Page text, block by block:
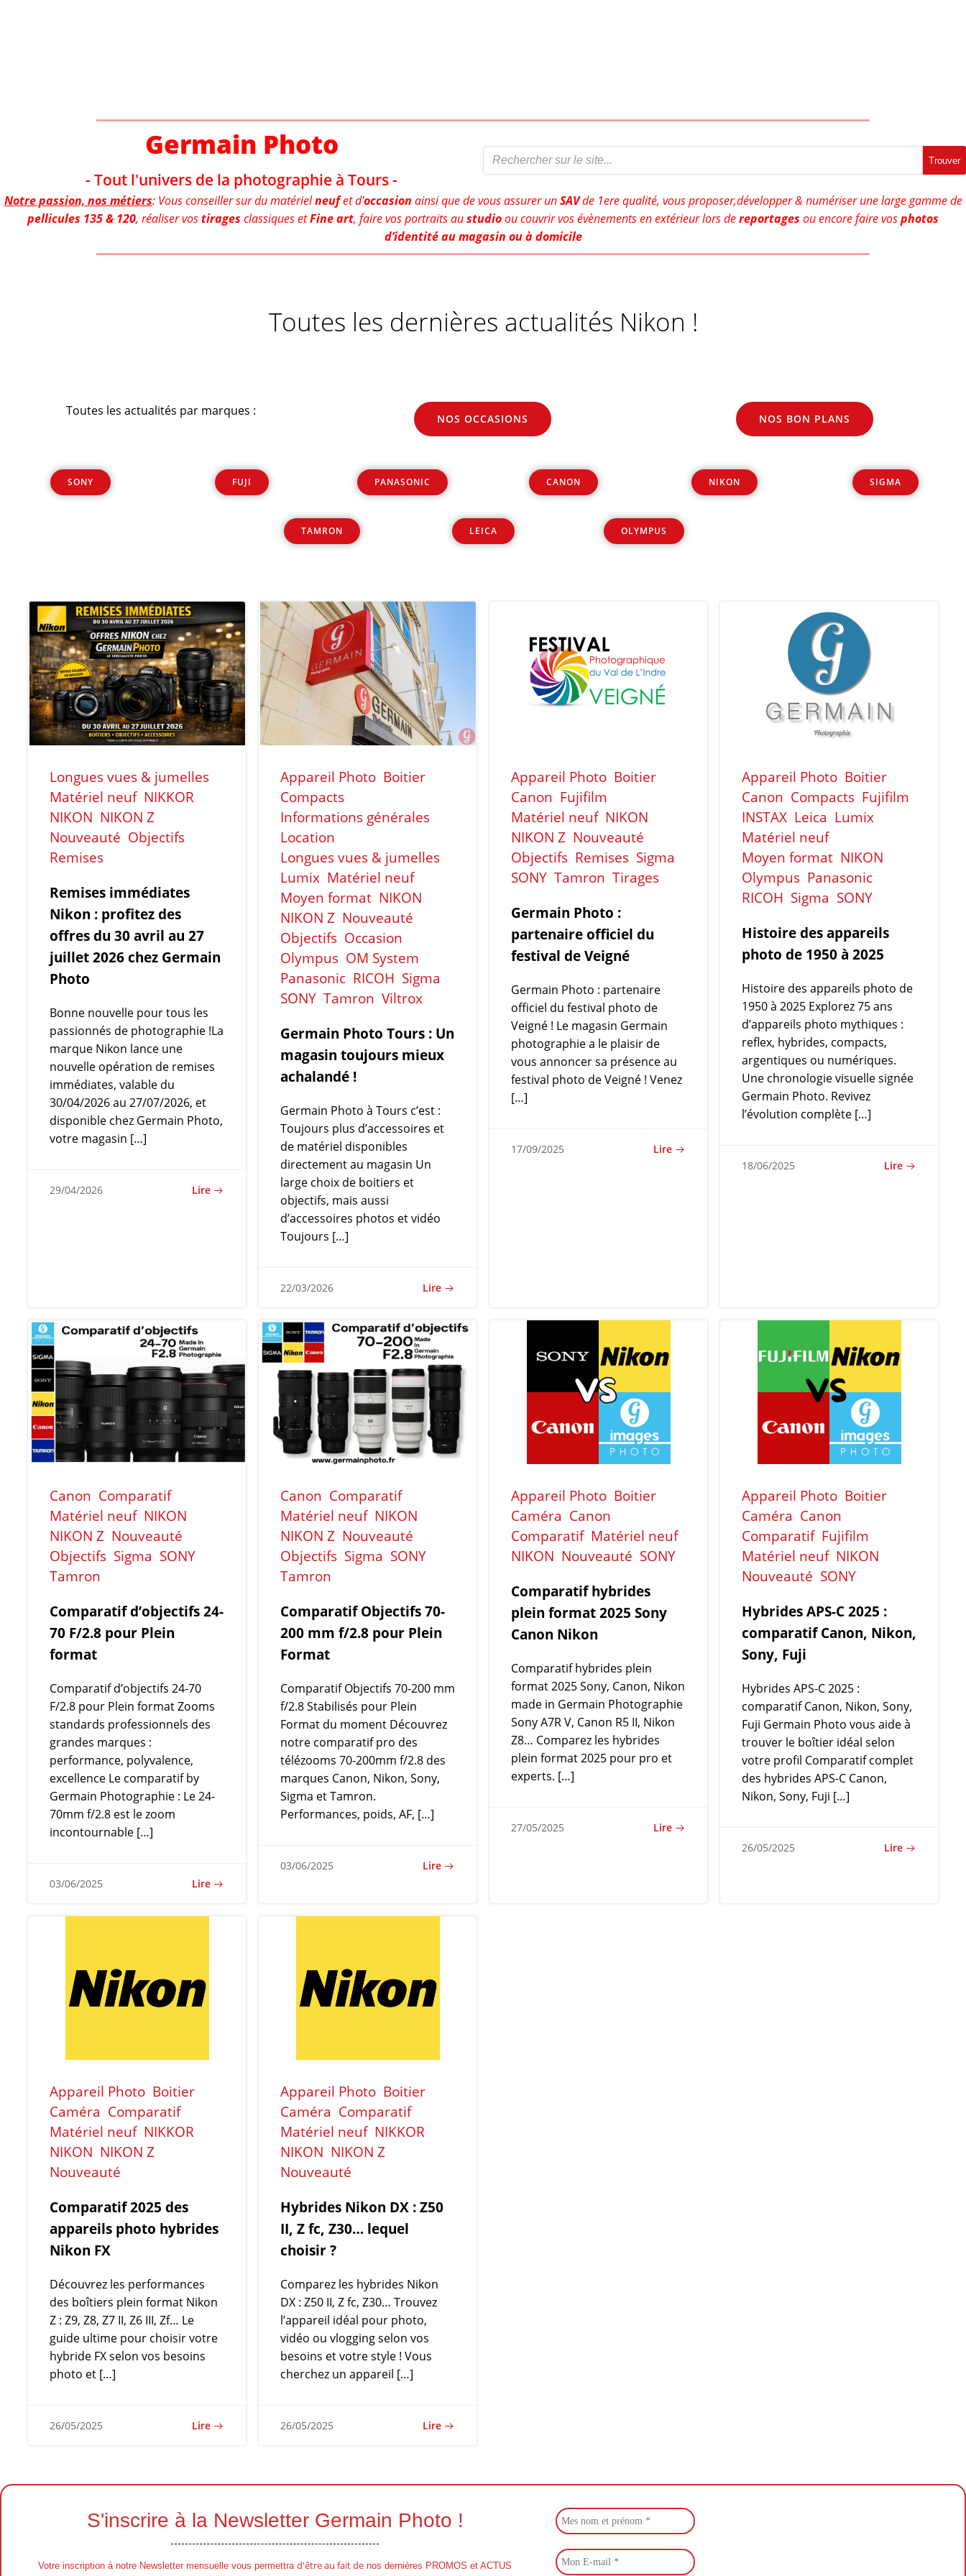
Germain Photo
- Tout l'univers de la photographie à Tours -
Trouver
Notre passion, nos métiers: Vous conseiller sur du matérielneuf et d'occasion ainsi que de vous assurer unSAVde 1ere qualité, vous proposer,développer & numériser une large gamme de
pellicules 135 & 120, réaliser vostirages classiques etFine art, faire vos portraits austudioou couvrir vos évènements en extérieur lors dereportages ou encore faire vosphotos
d’identité au magasin ou à domicile
Toutes les dernières actualités Nikon !
Toutes les actualités par marques :
NOS OCCASIONS NOS BON PLANS
SONY FUJI PANASONIC CANON NIKON SIGMA
TAMRON LEICA OLYMPUS
Longues vues & jumelles
Matériel neuf NIKKOR
NIKON NIKON Z
Nouveauté Objectifs
Remises
Remises immédiates
Nikon : profitez des
offres du 30 avril au 27
juillet 2026 chez Germain
Photo
Bonne nouvelle pour tous les
passionnés de photographie !La
marque Nikon lance une
nouvelle opération de remises
immédiates, valable du
30/04/2026 au 27/07/2026, et
disponible chez Germain Photo,
votre magasin […]
29/04/2026 Lire
Appareil Photo Boitier
Compacts
Informations générales
Location
Longues vues & jumelles
Lumix Matériel neuf
Moyen format NIKON
NIKON Z Nouveauté
Objectifs Occasion
Olympus OM System
Panasonic RICOH Sigma
SONY Tamron Viltrox
Germain Photo Tours : Un
magasin toujours mieux
achalandé !
Germain Photo à Tours c’est :
Toujours plus d’accessoires et
de matériel disponibles
directement au magasin Un
large choix de boitiers et
objectifs, mais aussi
d’accessoires photos et vidéo
Toujours […]
22/03/2026 Lire
Appareil Photo Boitier
Canon Fujifilm
Matériel neuf NIKON
NIKON Z Nouveauté
Objectifs Remises Sigma
SONY Tamron Tirages
Germain Photo :
partenaire officiel du
festival de Veigné
Germain Photo : partenaire
officiel du festival photo de
Veigné ! Le magasin Germain
photographie a le plaisir de
vous annoncer sa présence au
festival photo de Veigné ! Venez
[…]
17/09/2025 Lire
Appareil Photo Boitier
Canon Compacts Fujifilm
INSTAX Leica Lumix
Matériel neuf
Moyen format NIKON
Olympus Panasonic
RICOH Sigma SONY
Histoire des appareils
photo de 1950 à 2025
Histoire des appareils photo de
1950 à 2025 Explorez 75 ans
d’appareils photo mythiques :
reflex, hybrides, compacts,
argentiques ou numériques.
Une chronologie visuelle signée
Germain Photo. Revivez
l’évolution complète […]
18/06/2025 Lire
Canon Comparatif
Matériel neuf NIKON
NIKON Z Nouveauté
Objectifs Sigma SONY
Tamron
Comparatif d’objectifs 24-
70 F/2.8 pour Plein
format
Comparatif d’objectifs 24-70
F/2.8 pour Plein format Zooms
standards professionnels des
grandes marques :
performance, polyvalence,
excellence Le comparatif by
Germain Photographie : Le 24-
70mm f/2.8 est le zoom
incontournable […]
03/06/2025 Lire
Canon Comparatif
Matériel neuf NIKON
NIKON Z Nouveauté
Objectifs Sigma SONY
Tamron
Comparatif Objectifs 70-
200 mm f/2.8 pour Plein
Format
Comparatif Objectifs 70-200 mm
f/2.8 Stabilisés pour Plein
Format du moment Découvrez
notre comparatif pro des
télézooms 70-200mm f/2.8 des
marques Canon, Nikon, Sony,
Sigma et Tamron.
Performances, poids, AF, […]
03/06/2025 Lire
Appareil Photo Boitier
Caméra Canon
Comparatif Matériel neuf
NIKON Nouveauté SONY
Comparatif hybrides
plein format 2025 Sony
Canon Nikon
Comparatif hybrides plein
format 2025 Sony, Canon, Nikon
made in Germain Photographie
Sony A7R V, Canon R5 II, Nikon
Z8… Comparez les hybrides
plein format 2025 pour pro et
experts. […]
27/05/2025 Lire
Appareil Photo Boitier
Caméra Canon
Comparatif Fujifilm
Matériel neuf NIKON
Nouveauté SONY
Hybrides APS-C 2025 :
comparatif Canon, Nikon,
Sony, Fuji
Hybrides APS-C 2025 :
comparatif Canon, Nikon, Sony,
Fuji Germain Photo vous aide à
trouver le boîtier idéal selon
votre profil Comparatif complet
des hybrides APS-C Canon,
Nikon, Sony, Fuji […]
26/05/2025 Lire
Appareil Photo Boitier
Caméra Comparatif
Matériel neuf NIKKOR
NIKON NIKON Z
Nouveauté
Comparatif 2025 des
appareils photo hybrides
Nikon FX
Découvrez les performances
des boîtiers plein format Nikon
Z : Z9, Z8, Z7 II, Z6 III, Zf… Le
guide ultime pour choisir votre
hybride FX selon vos besoins
photo et […]
26/05/2025 Lire
Appareil Photo Boitier
Caméra Comparatif
Matériel neuf NIKKOR
NIKON NIKON Z
Nouveauté
Hybrides Nikon DX : Z50
II, Z fc, Z30… lequel
choisir ?
Comparez les hybrides Nikon
DX : Z50 II, Z fc, Z30… Trouvez
l’appareil idéal pour photo,
vidéo ou vlogging selon vos
besoins et votre style ! Vous
cherchez un appareil […]
26/05/2025 Lire
S'inscrire à la Newsletter Germain Photo !
Votre inscription à notre Newsletter mensuelle vous permettra d'être au fait de nos dernières PROMOS et ACTUS